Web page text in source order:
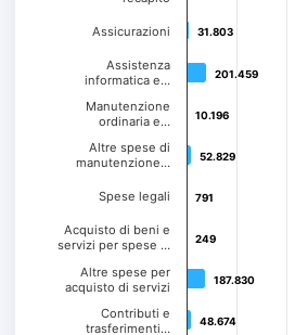
31.803
31.803
201.459
201.459
10.196
10.196
52.829
52.829
791
791
249
249
187.830
187.830
48.674
48.674
Assicurazioni
Assistenza
informatica e…
Manutenzione
ordinaria e…
Altre spese di
manutenzione…
Spese legali
Acquisto di beni e
servizi per spese …
Altre spese per
acquisto di servizi
Contributi e
trasferimenti…